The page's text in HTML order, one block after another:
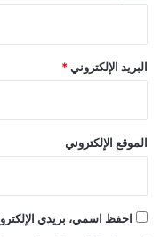
البريد الإلكتروني *
الموقع الإلكتروني
احفظ اسمي، بريدي